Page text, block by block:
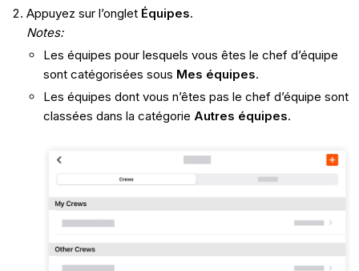
Appuyez sur l’onglet Équipes.
Notes:
Les équipes pour lesquels vous êtes le chef d’équipe
sont catégorisées sous Mes équipes.
Les équipes dont vous n’êtes pas le chef d’équipe sont
classées dans la catégorie Autres équipes.